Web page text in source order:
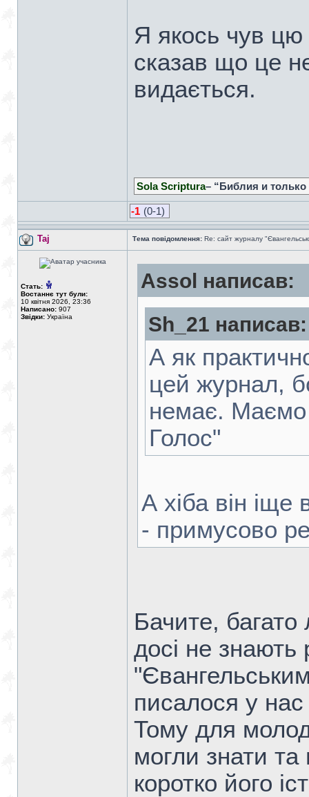
Я якось чув цю
сказав що це
видається.
Sola Scriptura– “Библия и
-1 (0-1)
Taj Тема повідомлення: Re: сайт журналу
Стать:
Востаннє тут були:
10 квітня 2026, 23:36
Написано: 907
Звідки: Україна
Assol написав:
Sh_21 написав:
А як
цей журнал,
немає. Маємо
Голос"
А хіба він іще
- примусово
Бачите,
досі не знають
писалося у нас
Тому для
могли знати
коротко його